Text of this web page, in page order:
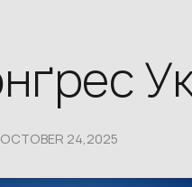
OCTOBER 24,2025